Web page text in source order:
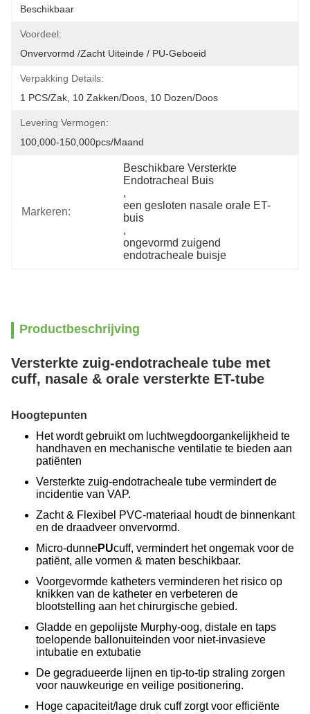
Beschikbaar
Voordeel:
Onvervormd /zacht Uiteinde / PU-Geboeid
Verpakking Details:
1 PCS/zak, 10 Zakken/doos, 10 Dozen/doos
Levering Vermogen:
100,000-150,000pcs/maand
Markeren:
Beschikbare Versterkte
Endotracheal Buis
,
een gesloten nasale orale ET-
buis
,
ongevormd zuigend
endotracheale buisje
Productbeschrijving
Versterkte zuig-endotracheale tube met
cuff, nasale & orale versterkte ET-tube
Hoogtepunten
Het wordt gebruikt om luchtwegdoorgankelijkheid te
handhaven en mechanische ventilatie te bieden aan
patiënten
Versterkte zuig-endotracheale tube vermindert de
incidentie van VAP.
Zacht & Flexibel PVC-materiaal houdt de binnenkant
en de draadveer onvervormd.
Micro-dunnePUcuff, vermindert het ongemak voor de
patiënt, alle vormen & maten beschikbaar.
Voorgevormde katheters verminderen het risico op
knikken van de katheter en verbeteren de
blootstelling aan het chirurgische gebied.
Gladde en gepolijste Murphy-oog, distale en taps
toelopende ballonuiteinden voor niet-invasieve
intubatie en extubatie
De gegradueerde lijnen en tip-to-tip straling zorgen
voor nauwkeurige en veilige positionering.
Hoge capaciteit/lage druk cuff zorgt voor efficiënte